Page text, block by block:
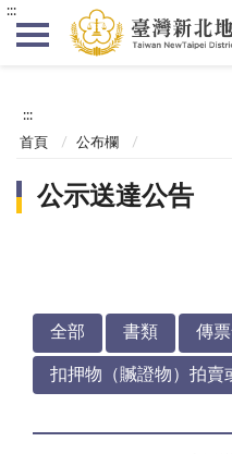
:::
:::
首頁 公布欄
公示送達公告
全部 書類 傳
扣押物（贓證物）拍賣